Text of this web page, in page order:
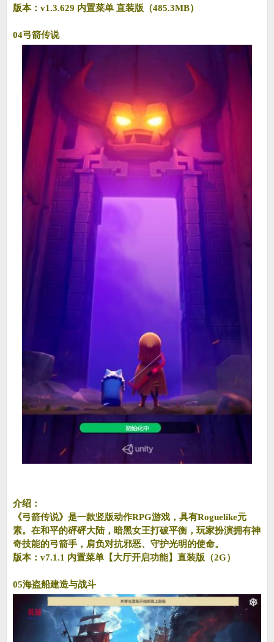
版本：v1.3.629 内置菜单 直装版（485.3MB）
04弓箭传说
介绍：
《弓箭传说》是一款竖版动作RPG游戏，具有Roguelike元
素。在和平的砰砰大陆，暗黑女王打破平衡，玩家扮演拥有神
奇技能的弓箭手，肩负对抗邪恶、守护光明的使命。
版本：v7.1.1 内置菜单【大厅开启功能】直装版（2G）
05海盗船建造与战斗